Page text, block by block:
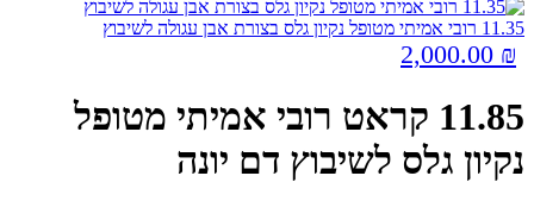
11.35 רובי אמיתי מטופל נקיון גלס בצורת אבן עגולה לשיבוץ
2,000.00 ₪
11.85 קראט רובי אמיתי מטופל
נקיון גלס לשיבוץ דם יונה